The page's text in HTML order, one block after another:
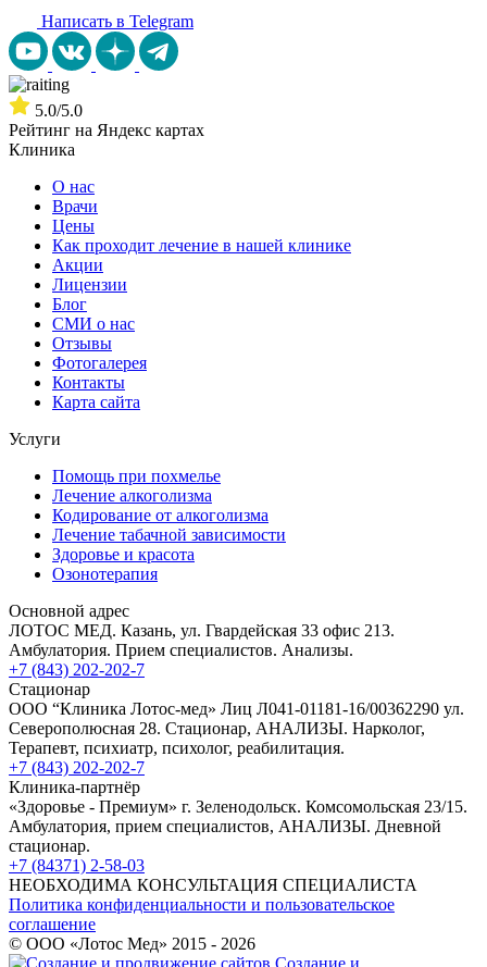
Написать в Telegram
5.0/5.0
Рейтинг на Яндекс картах
Клиника
О нас
Врачи
Цены
Как проходит лечение в нашей клинике
Акции
Лицензии
Блог
СМИ о нас
Отзывы
Фотогалерея
Контакты
Карта сайта
Услуги
Помощь при похмелье
Лечение алкоголизма
Кодирование от алкоголизма
Лечение табачной зависимости
Здоровье и красота
Озонотерапия
Основной адрес
ЛОТОС МЕД. Казань, ул. Гвардейская 33 офис 213.
Амбулатория. Прием специалистов. Анализы.
+7 (843) 202-202-7
Стационар
ООО “Клиника Лотос-мед» Лиц Л041-01181-16/00362290 ул.
Северополюсная 28. Стационар, АНАЛИЗЫ. Нарколог,
Терапевт, психиатр, психолог, реабилитация.
+7 (843) 202-202-7
Клиника-партнёр
«Здоровье - Премиум» г. Зеленодольск. Комсомольская 23/15.
Амбулатория, прием специалистов, АНАЛИЗЫ. Дневной
стационар.
+7 (84371) 2-58-03
НЕОБХОДИМА КОНСУЛЬТАЦИЯ СПЕЦИАЛИСТА
Политика конфиденциальности и пользовательское
соглашение
© ООО «Лотос Мед» 2015 - 2026